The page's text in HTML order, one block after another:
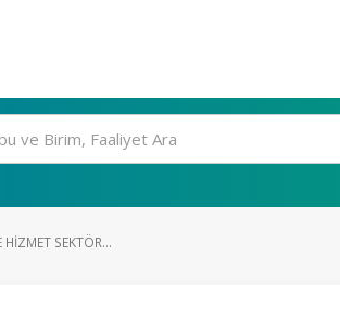
SEKTÖR...